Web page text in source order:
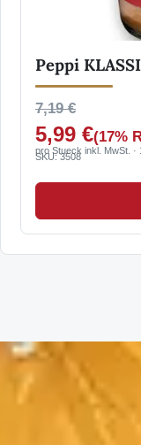
Peppi
7,19 €
5,99 €(17%
pro Stueck inkl. MwSt. ·
SKU: 3508